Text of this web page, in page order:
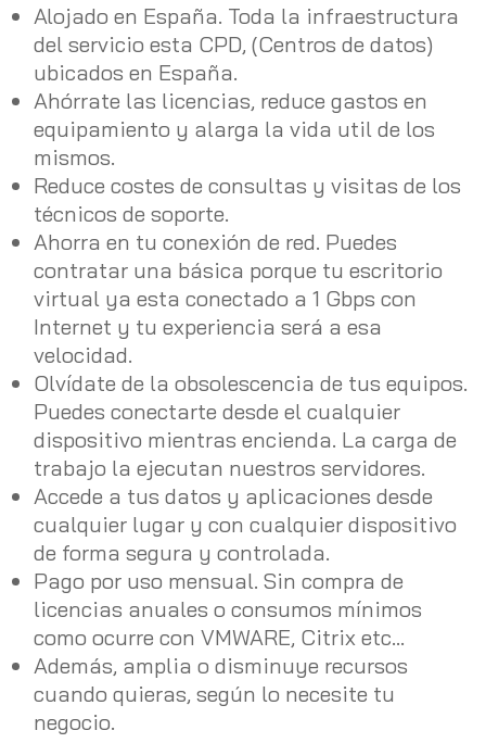
Alojado en España. Toda la infraestructura
del servicio esta CPD, (Centros de datos)
ubicados en España.
Ahórrate las licencias, reduce gastos en
equipamiento y alarga la vida util de los
mismos.
Reduce costes de consultas y visitas de los
técnicos de soporte.
Ahorra en tu conexión de red. Puedes
contratar una básica porque tu escritorio
virtual ya esta conectado a 1 Gbps con
Internet y tu experiencia será a esa
velocidad.
Olvídate de la obsolescencia de tus equipos.
Puedes conectarte desde el cualquier
dispositivo mientras encienda. La carga de
trabajo la ejecutan nuestros servidores.
Accede a tus datos y aplicaciones desde
cualquier lugar y con cualquier dispositivo
de forma segura y controlada.
Pago por uso mensual. Sin compra de
licencias anuales o consumos mínimos
como ocurre con VMWARE, Citrix etc…
Además, amplia o disminuye recursos
cuando quieras, según lo necesite tu
negocio.